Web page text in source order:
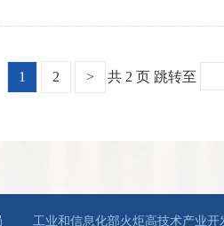
1 2 > 共 2 页 跳转至
工业和信息化部火炬高技术产业开